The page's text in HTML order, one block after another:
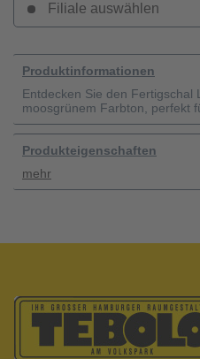
Filiale auswählen
Produktinformationen
Entdecken Sie den Fertigschal
moosgrünem Farbton, perfekt
Produkteigenschaften
mehr